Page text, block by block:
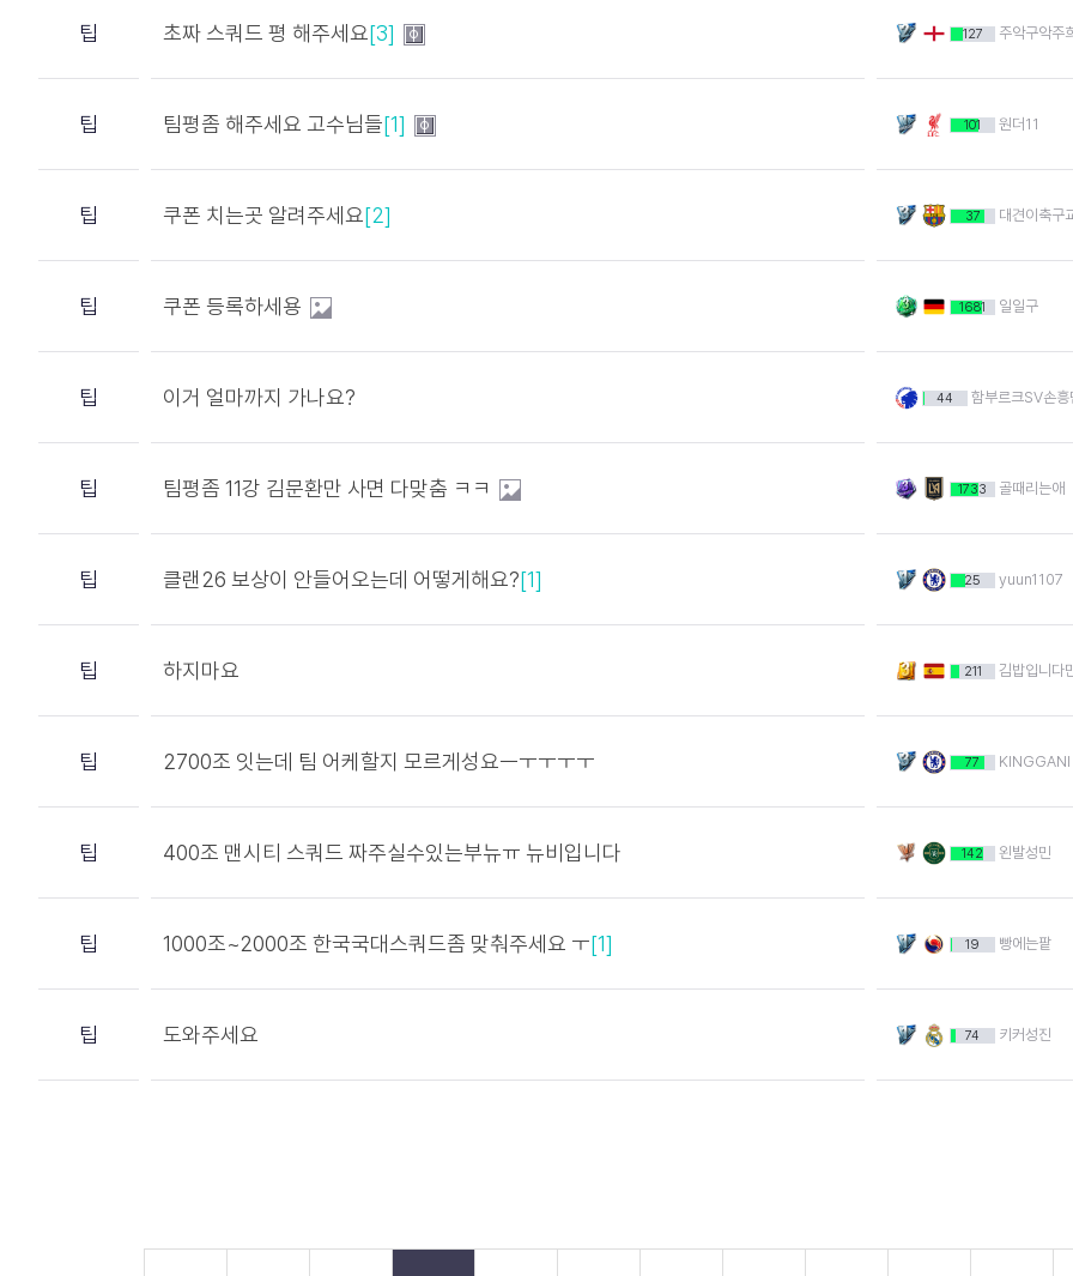
팁 초짜 스쿼드 평 해주세요[3] 127 주악구악주
팁 팀평좀 해주세요 고수님들[1] 101 원더11
팁 쿠폰 치는곳 알려주세요[2] 37 대견이축구
팁 쿠폰 등록하세용 1681 일일구
팁 이거 얼마까지 가나요? 44 함부르크SV손흥
팁 팀평좀 11강 김문환만 사면 다맞춤 ㅋㅋ 1733 골때리는애
팁 클랜26 보상이 안들어오는데 어떻게해요?[1] 25 yuun1107
팁 하지마요 211 김밥입니다
팁 2700조 잇는데 팀 어케할지 모르게성요ㅡㅜㅜㅜㅜ 77 KINGGANI
팁 400조 맨시티 스쿼드 짜주실수있는부뉴ㅠ 뉴비입니다 142 왼발성민
팁 1000조~2000조 한국국대스쿼드좀 맞춰주세요 ㅜ[1] 19 빵에는팥
팁 도와주세요 74 키커성진